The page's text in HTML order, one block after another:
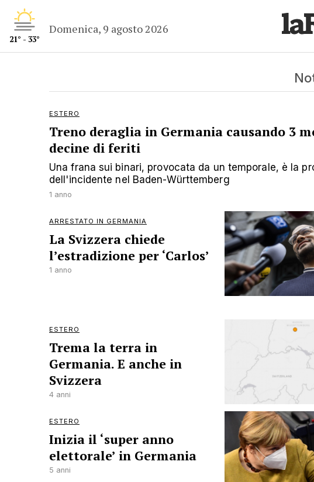
21° - 33°
Domenica, 9 agosto 2026
ESTERO
Treno deraglia in Germania causando 3
decine di feriti
Una frana sui binari, provocata da un temporale, è la
dell'incidente nel Baden-Württemberg
1 anno
ARRESTATO IN GERMANIA
La Svizzera chiede
l’estradizione per ‘Carlos’
1 anno
ESTERO
Trema la terra in
Germania. E anche in
Svizzera
4 anni
ESTERO
Inizia il ‘super anno
elettorale’ in Germania
5 anni